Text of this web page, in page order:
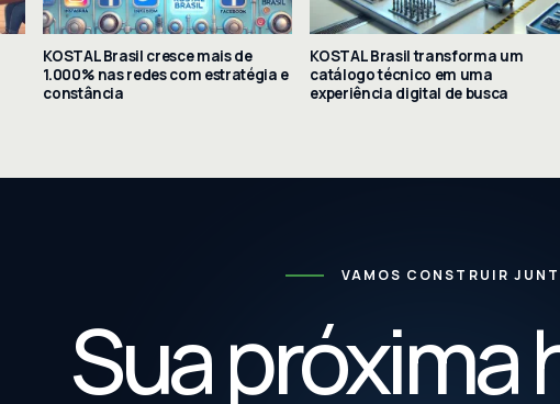
KOSTAL Brasil cresce mais de
1.000% nas redes com estratégia e
constância
KOSTAL Brasil transforma um
catálogo técnico em uma
experiência digital de busca
VAMOS CONSTRUIR
Sua próxima